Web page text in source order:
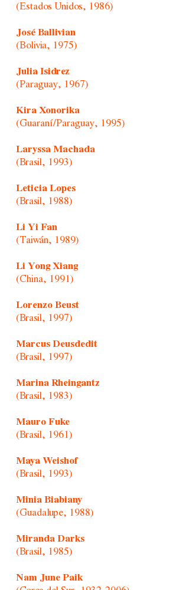
(Estados Unidos, 1986)
José Ballivian
(Bolivia, 1975)
Julia Isidrez
(Paraguay, 1967)
Kira Xonorika
(Guaraní/Paraguay, 1995)
Laryssa Machada
(Brasil, 1993)
Leticia Lopes
(Brasil, 1988)
Li Yi Fan
(Taiwán, 1989)
Li Yong Xiang
(China, 1991)
Lorenzo Beust
(Brasil, 1997)
Marcus Deusdedit
(Brasil, 1997)
Marina Rheingantz
(Brasil, 1983)
Mauro Fuke
(Brasil, 1961)
Maya Weishof
(Brasil, 1993)
Minia Biabiany
(Guadalupe, 1988)
Miranda Darks
(Brasil, 1985)
Nam June Paik